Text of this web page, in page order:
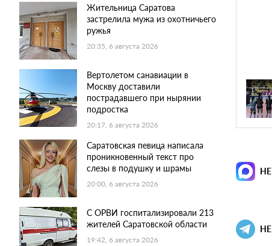
Жительница Саратова
застрелила мужа из охотничьего
ружья
20:35, 6 августа 2026
Вертолетом санавиации в
Москву доставили
пострадавшего при нырянии
подростка
20:17, 6 августа 2026
Саратовская певица написала
проникновенный текст про
слезы в подушку и шрамы
20:00, 6 августа 2026
С ОРВИ госпитализировали 213
жителей Саратовской области
19:42, 6 августа 2026